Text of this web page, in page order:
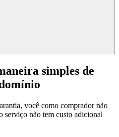
simples de
você como comprador não
serviço não tem custo adicional